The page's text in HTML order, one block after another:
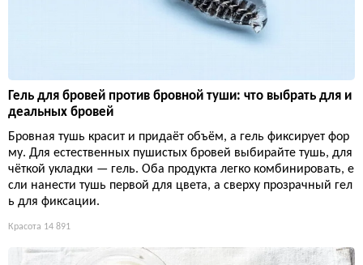
Гель для бровей против бровной туши: что выбрать для и
деальных бровей
Бровная тушь красит и придаёт объём, а гель фиксирует фор
му. Для естественных пушистых бровей выбирайте тушь, для
чёткой укладки — гель. Оба продукта легко комбинировать, е
сли нанести тушь первой для цвета, а сверху прозрачный гел
ь для фиксации.
Красота 14 891